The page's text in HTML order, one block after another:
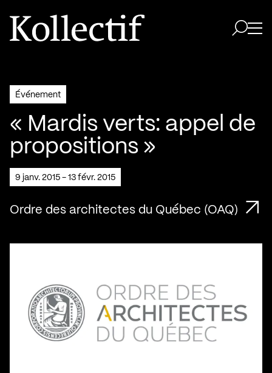
Aller à la page d'accueil
Logo Kollectif
Événement
« Mardis verts: appel de
propositions »
9 janv. 2015 - 13 févr. 2015
Ordre des architectes du Québec (OAQ)